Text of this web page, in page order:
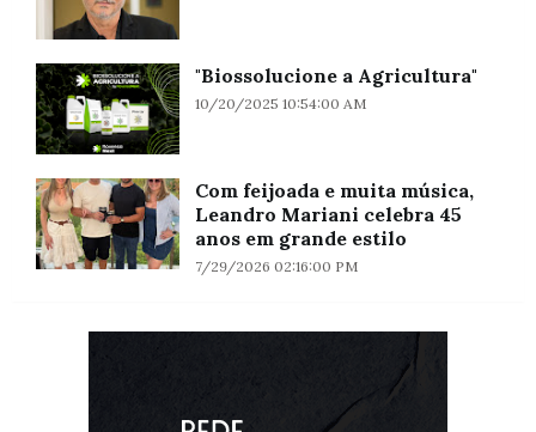
"Biossolucione a Agricultura"
10/20/2025 10:54:00 AM
Com feijoada e muita música,
Leandro Mariani celebra 45
anos em grande estilo
7/29/2026 02:16:00 PM